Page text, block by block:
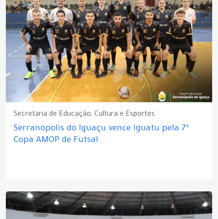
Secretaria de Educação, Cultura e Esportes
Serranópolis do Iguaçu vence Iguatu pela 7ª
Copa AMOP de Futsal